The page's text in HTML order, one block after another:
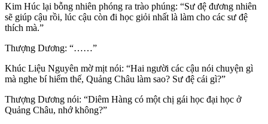
Kim Húc lại bỗng nhiên phóng ra trào phúng: “Sư đệ đương nhiên
sẽ giúp cậu rồi, lúc cậu còn đi học giỏi nhất là làm cho các sư đệ
thích mà.”
Thượng Dương: “……”
Khúc Liệu Nguyên mờ mịt nói: “Hai người các cậu nói chuyện gì
mà nghe bí hiểm thế, Quảng Châu làm sao? Sư đệ cái gì?”
Thượng Dương nói: “Diêm Hàng có một chị gái học đại học ở
Quảng Châu, nhớ không?”